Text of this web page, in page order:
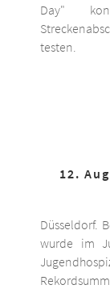
Day"
testen.
12.
Düsseldorf.
wurde im